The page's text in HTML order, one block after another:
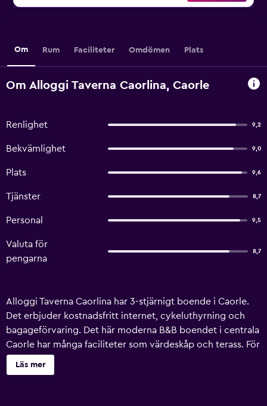
Om Rum Faciliteter Omdömen Plats
Om Alloggi Taverna Caorlina, Caorle
Renlighet 9,2
Bekvämlighet 9,0
Plats 9,6
Tjänster 8,7
Personal 9,5
Valuta för
pengarna
8,7
Alloggi Taverna Caorlina har 3-stjärnigt boende i Caorle.
Det erbjuder kostnadsfritt internet, cykeluthyrning och
bagageförvaring. Det här moderna B&B boendet i centrala
Caorle har många faciliteter som värdeskåp och terass. För
den på jakt efter utomhusäventyr har detta B&B boendet
ett brett utbud av aktiviteter, så som vindsurfing, dykning
Läs mer